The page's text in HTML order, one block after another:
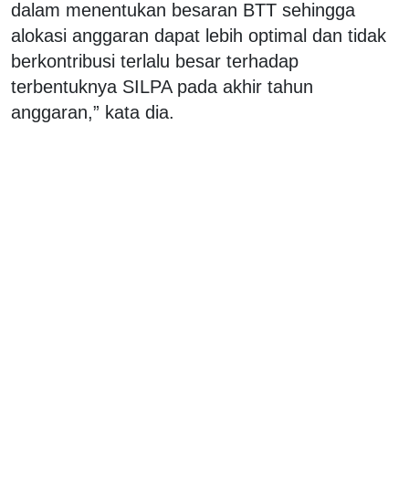
dalam menentukan besaran BTT sehingga
alokasi anggaran dapat lebih optimal dan tidak
berkontribusi terlalu besar terhadap
terbentuknya SILPA pada akhir tahun
anggaran,” kata dia.